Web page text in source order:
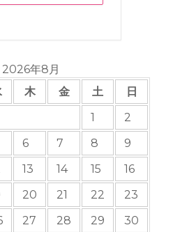
2026年8月
木 金 土
日
1
2
6 7 8
9
13 14 15
16
20 21 22
23
27 28 29
30